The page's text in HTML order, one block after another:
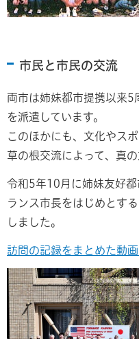
市民と市民の交流
両市は姉妹都市提携以来5
を派遣しています。
このほかにも、文化やス
草の根交流によって、真
令和5年10月に姉妹友好
ランス市長をはじめとす
しました。
訪問の記録をまとめた動